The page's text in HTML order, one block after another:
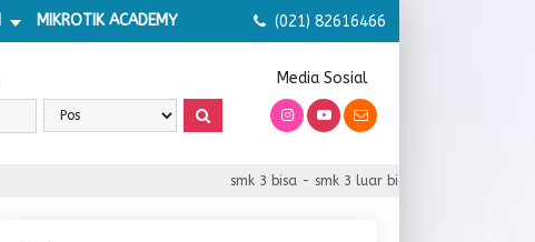
MIKROTIK ACADEMY (021) 82616466
Media Sosial
smk 3 bisa - smk 3 luar biasa - smk 3 serba bisa